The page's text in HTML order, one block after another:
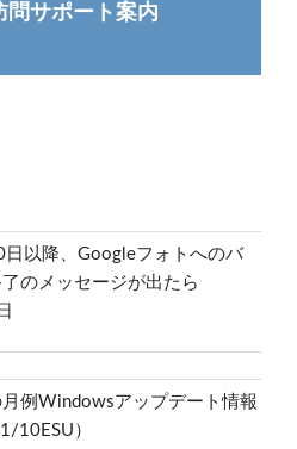
問サポート案内
以降、Googleフォトへのバ
のメッセージが出たら
例Windowsアップデート情報
10ESU）